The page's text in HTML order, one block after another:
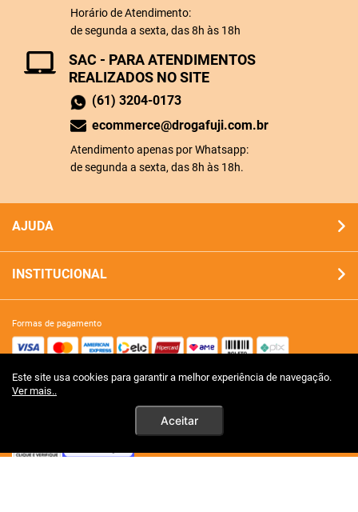
Este site usa cookies para garantir a melhor experiência de navegação.
Ver mais..
Aceitar
SAC - PARA ATENDIMENTOS
REALIZADOS NO SITE
(61) 3204-0173
ecommerce@drogafuji.com.br
Atendimento apenas por Whatsapp:
de segunda a sexta, das 8h às 18h.
Horário de Atendimento:
de segunda a sexta, das 8h às 18h
AJUDA
INSTITUCIONAL
formas de pagamento
site 100% seguro